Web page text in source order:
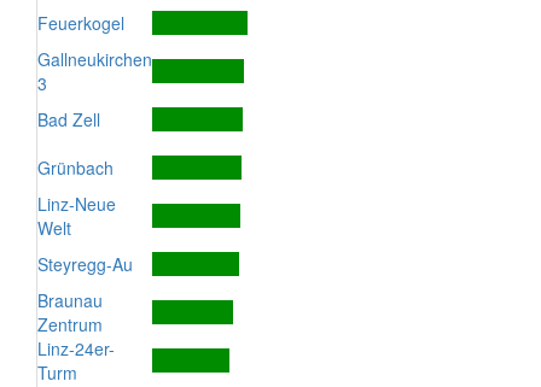
Feuerkogel
Gallneukirchen
3
Bad Zell
Grünbach
Linz-Neue
Welt
Steyregg-Au
Braunau
Zentrum
Linz-24er-
Turm